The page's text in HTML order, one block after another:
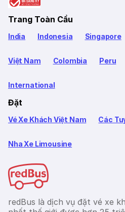
Trang Toàn Cầu
India Indonesia Singapore
Việt Nam Colombia Peru
International
Đặt
Vé Xe Khách Việt Nam Các
Nha Xe Limousine
redBus là dịch vụ đặt vé xe